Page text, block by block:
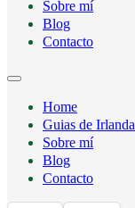
Sobre mí
Blog
Contacto
Home
Guias de Irlanda
Sobre mí
Blog
Contacto